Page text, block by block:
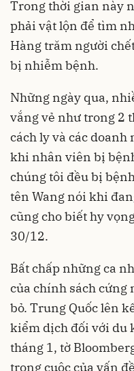
Trong thời gian này
phải vật lộn để tìm
Hàng trăm người
bị nhiễm bệnh.
Những ngày qua,
vắng vẻ như trong 2
cách ly và các doanh
khi nhân viên bị
chúng tôi đều bị
tên Wang nói khi
cũng cho biết hy
30/12.
Bất chấp những ca
của chính sách cứng
bỏ. Trung Quốc lên
kiểm dịch đối với du
tháng 1, tờ
trong cuộc của vấn